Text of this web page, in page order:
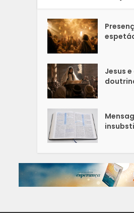
Jesus e